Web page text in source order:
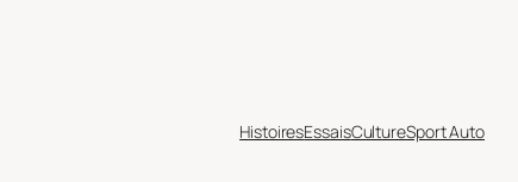
HistoiresEssaisCultureSport Auto